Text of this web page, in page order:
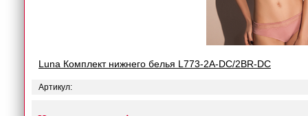
Luna Комплект нижнего белья L773-2A-DC/2BR-DC
Артикул: